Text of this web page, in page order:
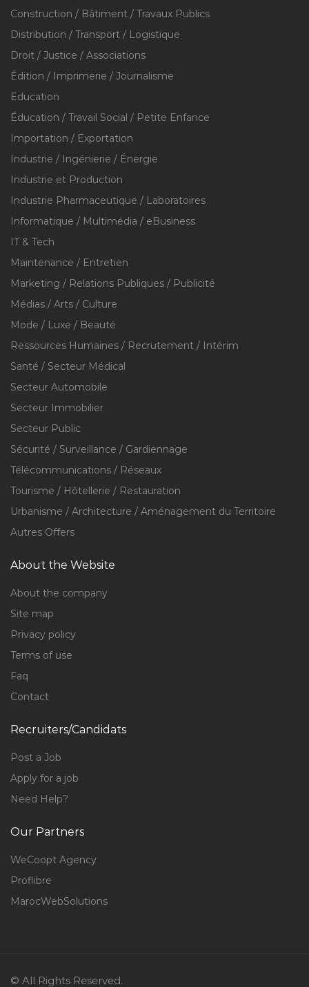
Construction / Bâtiment / Travaux Publics
Distribution / Transport / Logistique
Droit / Justice / Associations
Édition / Imprimerie / Journalisme
Education
Éducation / Travail Social / Petite Enfance
Importation / Exportation
Industrie / Ingénierie / Énergie
Industrie et Production
Industrie Pharmaceutique / Laboratoires
Informatique / Multimédia / eBusiness
IT & Tech
Maintenance / Entretien
Marketing / Relations Publiques / Publicité
Médias / Arts / Culture
Mode / Luxe / Beauté
Ressources Humaines / Recrutement / Intérim
Santé / Secteur Médical
Secteur Automobile
Secteur Immobilier
Secteur Public
Sécurité / Surveillance / Gardiennage
Télécommunications / Réseaux
Tourisme / Hôtellerie / Restauration
Urbanisme / Architecture / Aménagement du Territoire
Autres Offers
About the Website
About the company
Site map
Privacy policy
Terms of use
Faq
Contact
Recruiters/Candidats
Post a Job
Apply for a job
Need Help?
Our Partners
WeCoopt Agency
Proflibre
MarocWebSolutions
© All Rights Reserved.